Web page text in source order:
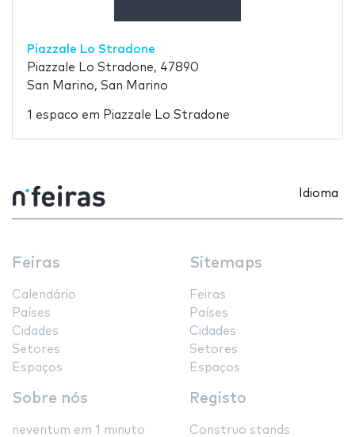
Piazzale Lo Stradone
Piazzale Lo Stradone, 47890
San Marino, San Marino
1 espaco em Piazzale Lo Stradone
Idioma
Feiras
Calendário
Países
Cidades
Setores
Espaços
Sitemaps
Feiras
Países
Cidades
Setores
Espaços
Sobre nós
neventum em 1 minuto
Registo
Construo stands